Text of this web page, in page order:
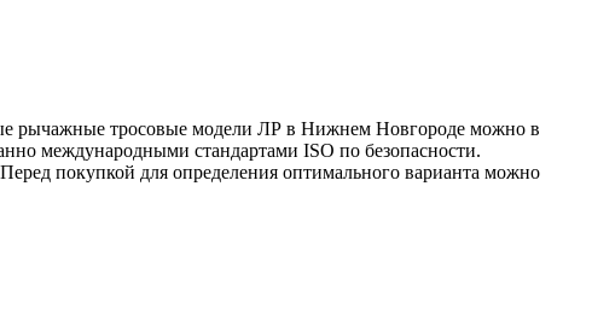
рычажные тросовые модели ЛР в Нижнем Новгороде можно в
международными стандартами ISO по безопасности.
покупкой для определения оптимального варианта можно